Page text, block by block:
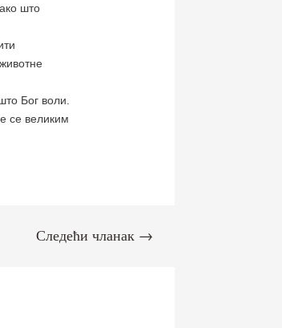
што
Бог воли.
се великим
Следећи чланак→